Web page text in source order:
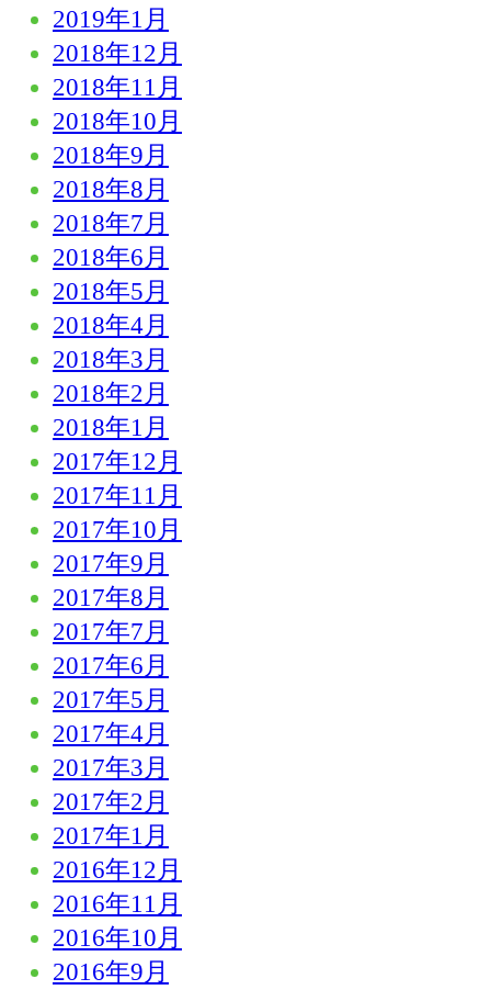
2019年1月
2018年12月
2018年11月
2018年10月
2018年9月
2018年8月
2018年7月
2018年6月
2018年5月
2018年4月
2018年3月
2018年2月
2018年1月
2017年12月
2017年11月
2017年10月
2017年9月
2017年8月
2017年7月
2017年6月
2017年5月
2017年4月
2017年3月
2017年2月
2017年1月
2016年12月
2016年11月
2016年10月
2016年9月